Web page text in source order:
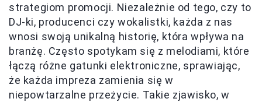
strategiom promocji. Niezależnie od tego, czy to
DJ-ki, producenci czy wokalistki, każda z nas
wnosi swoją unikalną historię, która wpływa na
branżę. Często spotykam się z melodiami, które
łączą różne gatunki elektroniczne, sprawiając,
że każda impreza zamienia się w
niepowtarzalne przeżycie. Takie zjawisko, w